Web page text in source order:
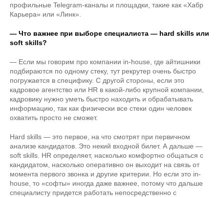
профильные Telegram-каналы и площадки, такие как «Хабр
Карьера» или «Линк».
— Что важнее при выборе специалиста — hard skills или
soft skills?
— Если мы говорим про компании in-house, где айтишники
подбираются по одному стеку, тут рекрутер очень быстро
погружается в специфику. С другой стороны, если это
кадровое агентство или HR в какой-либо крупной компании,
кадровику нужно уметь быстро находить и обрабатывать
информацию, так как физически все стеки один человек
охватить просто не сможет.
Hard skills — это первое, на что смотрят при первичном
анализе кандидатов. Это некий входной билет. А дальше —
soft skills. HR определяет, насколько комфортно общаться с
кандидатом, насколько оперативно он выходит на связь от
момента первого звонка и другие критерии. Но если это in-
house, то «софты» иногда даже важнее, потому что дальше
специалисту придется работать непосредственно с